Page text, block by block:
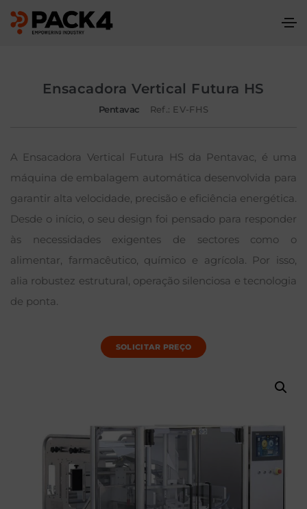
Ensacadora Vertical Futura HS
Pentavac Ref.: EV-FHS
A Ensacadora Vertical Futura HS da Pentavac, é uma
máquina de embalagem automática desenvolvida para
garantir alta velocidade, precisão e eficiência energética.
Desde o início, o seu design foi pensado para responder
às necessidades exigentes de sectores como o
alimentar, farmacêutico, químico e agrícola. Por isso,
alia robustez estrutural, operação silenciosa e tecnologia
de ponta.
SOLICITAR PREÇO